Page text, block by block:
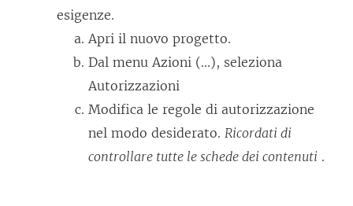
esigenze.
Apri il nuovo progetto.
Dal menu Azioni (...), seleziona
Autorizzazioni
Modifica le regole di autorizzazione
nel modo desiderato. Ricordati di
controllare tutte le schede dei contenuti .